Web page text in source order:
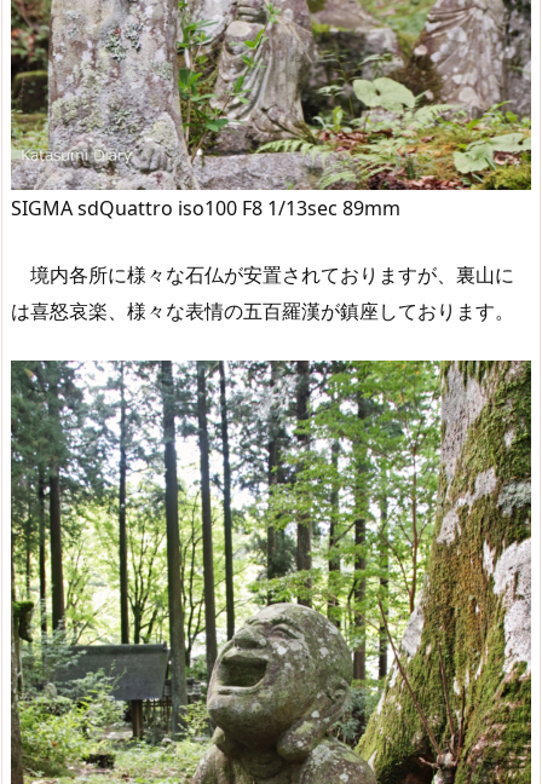
SIGMA sdQuattro iso100 F8 1/13sec 89mm
境内各所に様々な石仏が安置されておりますが、裏山に
は喜怒哀楽、様々な表情の五百羅漢が鎮座しております。